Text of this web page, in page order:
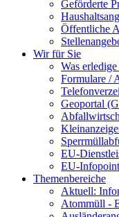
Geförderte
Öffentliche
Wir für Sie
Was
Formulare /
Geoportal
EU-
EU-Infopoint
Themenbereiche
Aktuell:
Atommüll -